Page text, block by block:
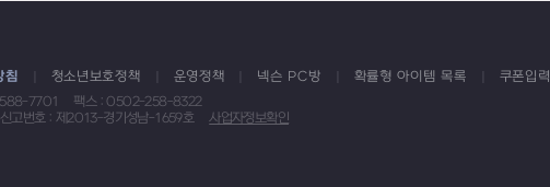
침 청소년보호정책 운영정책 넥슨 PC방 확률형 아이템 목록
쿠폰입력
7701
팩스 : 0502-258-8322
고번호 : 제2013-경기성남-1659호
사업자정보확인